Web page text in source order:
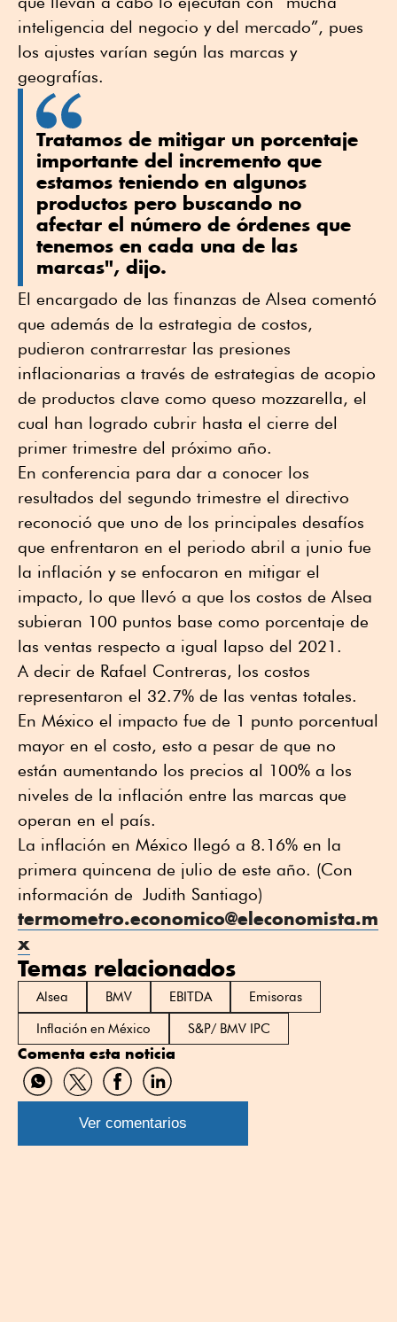
inteligencia del negocio y del mercado”, pues
los ajustes varían según las marcas y
geografías.
Tratamos de mitigar un porcentaje
importante del incremento que
estamos teniendo en algunos
productos pero buscando no
afectar el número de órdenes que
tenemos en cada una de las
marcas", dijo.
El encargado de las finanzas de Alsea comentó
que además de la estrategia de costos,
pudieron contrarrestar las presiones
inflacionarias a través de estrategias de acopio
de productos clave como queso mozzarella, el
cual han logrado cubrir hasta el cierre del
primer trimestre del próximo año.
En conferencia para dar a conocer los
resultados del segundo trimestre el directivo
reconoció que uno de los principales desafíos
que enfrentaron en el periodo abril a junio fue
la inflación y se enfocaron en mitigar el
impacto, lo que llevó a que los costos de Alsea
subieran 100 puntos base como porcentaje de
las ventas respecto a igual lapso del 2021.
A decir de Rafael Contreras, los costos
representaron el 32.7% de las ventas totales.
En México el impacto fue de 1 punto porcentual
mayor en el costo, esto a pesar de que no
están aumentando los precios al 100% a los
niveles de la inflación entre las marcas que
operan en el país.
La inflación en México llegó a 8.16% en la
primera quincena de julio de este año. (Con
información de Judith Santiago)
termometro.economico@eleconomista.m
x
Temas relacionados
Alsea BMV EBITDA
Emisoras
Inflación en México
S&P/ BMV IPC
Comenta esta noticia
Compartir
por
WhatsApp
Compartir
por
Twitter
Compartir
por
Facebook
Compartir
por
Linkedin
Ver comentarios